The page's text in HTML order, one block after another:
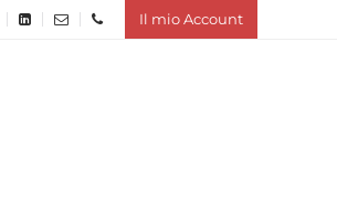
Il mio Account